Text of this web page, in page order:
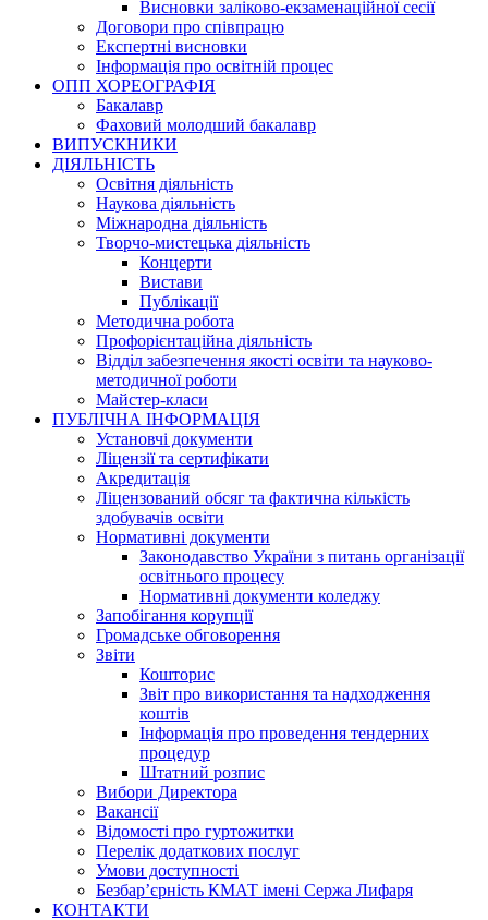
Висновки заліково-екзаменаційної сесії
Договори про співпрацю
Експертні висновки
Інформація про освітній процес
ОПП ХОРЕОГРАФІЯ
Бакалавр
Фаховий молодший бакалавр
ВИПУСКНИКИ
ДІЯЛЬНІСТЬ
Освітня діяльність
Наукова діяльність
Міжнародна діяльність
Творчо-мистецька діяльність
Концерти
Вистави
Публікації
Методична робота
Профорієнтаційна діяльність
Відділ забезпечення якості освіти та науково-
методичної роботи
Майстер-класи
ПУБЛІЧНА ІНФОРМАЦІЯ
Установчі документи
Ліцензії та сертифікати
Акредитація
Ліцензований обсяг та фактична кількість
здобувачів освіти
Нормативні документи
Законодавство України з питань організації
освітнього процесу
Нормативні документи коледжу
Запобігання корупції
Громадське обговорення
Звіти
Кошторис
Звіт про використання та надходження
коштів
Інформація про проведення тендерних
процедур
Штатний розпис
Вибори Директора
Вакансії
Відомості про гуртожитки
Перелік додаткових послуг
Умови доступності
Безбар’єрність КМАТ імені Сержа Лифаря
КОНТАКТИ